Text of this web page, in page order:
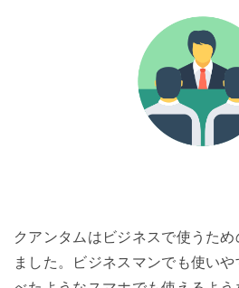
クアンタムはビジネスで使うた
ました。ビジネスマンでも使い